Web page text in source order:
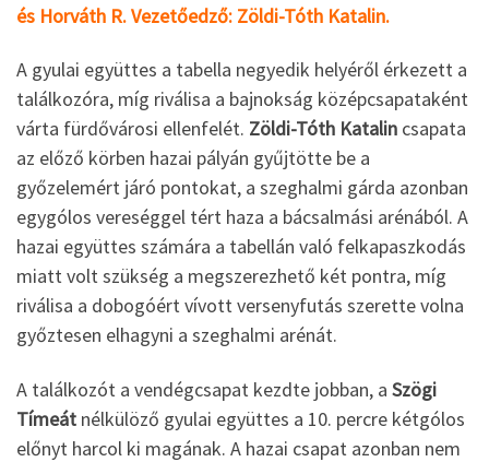
és Horváth R. Vezetőedző: Zöldi-Tóth Katalin.
A gyulai együttes a tabella negyedik helyéről érkezett a
találkozóra, míg riválisa a bajnokság középcsapataként
várta fürdővárosi ellenfelét. Zöldi-Tóth Katalin csapata
az előző körben hazai pályán gyűjtötte be a
győzelemért járó pontokat, a szeghalmi gárda azonban
egygólos vereséggel tért haza a bácsalmási arénából. A
hazai együttes számára a tabellán való felkapaszkodás
miatt volt szükség a megszerezhető két pontra, míg
riválisa a dobogóért vívott versenyfutás szerette volna
győztesen elhagyni a szeghalmi arénát.
A találkozót a vendégcsapat kezdte jobban, a Szögi
Tímeát nélkülöző gyulai együttes a 10. percre kétgólos
előnyt harcol ki magának. A hazai csapat azonban nem